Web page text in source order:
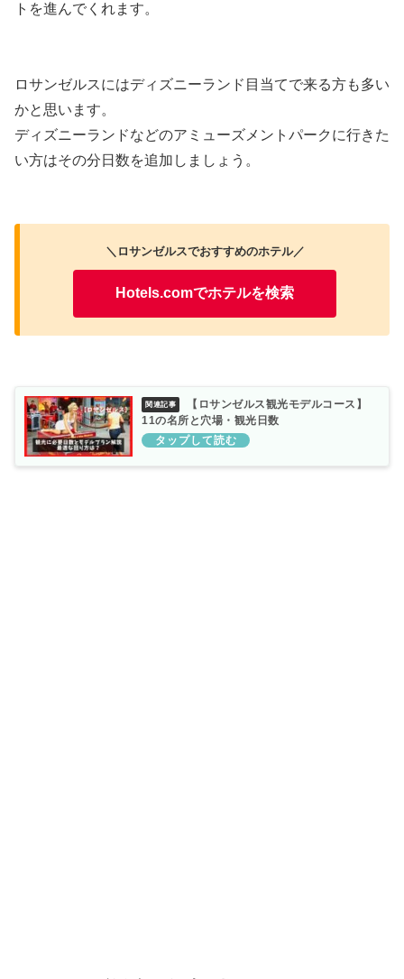
トを進んでくれます。
ロサンゼルスにはディズニーランド目当てで来る方も多い
かと思います。
ディズニーランドなどのアミューズメントパークに行きた
い方はその分日数を追加しましょう。
＼ロサンゼルスでおすすめのホテル／
Hotels.comでホテルを検索
【ロサンゼルス観光モデルコース】
11の名所と穴場・観光日数